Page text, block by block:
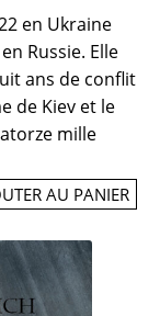
en Ukraine
Russie. Elle
ans de conflit
de Kiev et le
mille
AU PANIER